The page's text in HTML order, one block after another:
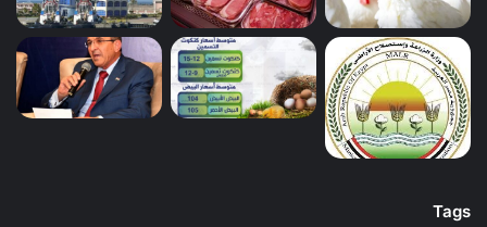
Tags